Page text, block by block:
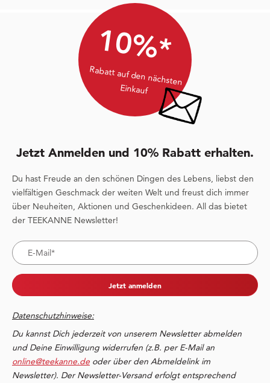
10%*
Rabatt auf den nächsten
Einkauf
Jetzt Anmelden und 10% Rabatt erhalten.
Du hast Freude an den schönen Dingen des Lebens, liebst den
vielfältigen Geschmack der weiten Welt und freust dich immer
über Neuheiten, Aktionen und Geschenkideen. All das bietet
der TEEKANNE Newsletter!
Jetzt anmelden
Datenschutzhinweise:
Du kannst Dich jederzeit von unserem Newsletter abmelden
und Deine Einwilligung widerrufen (z.B. per E-Mail an
online@teekanne.de oder über den Abmeldelink im
Newsletter). Der Newsletter-Versand erfolgt entsprechend